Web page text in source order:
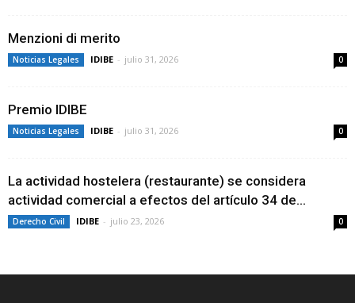
Menzioni di merito
Noticias Legales IDIBE - julio 31, 2026 0
Premio IDIBE
Noticias Legales IDIBE - julio 31, 2026 0
La actividad hostelera (restaurante) se considera
actividad comercial a efectos del artículo 34 de...
Derecho Civil IDIBE - julio 23, 2026 0